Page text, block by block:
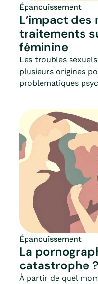
Épanouissement
L’impact des
traitements
féminine
Les troubles
plusieurs origines
problématiques
éducatifs, des
facteurs
troubles
certaines
plusieurs petits
temps. Et parmi ces
maladies
réalité, toute
la sexualité
Épanouissement
La
catastrophe ?
À partir de quel